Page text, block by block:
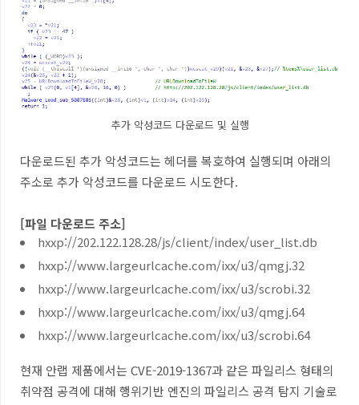
추가 악성코드 다운로드 및 실행
다운로드된 추가 악성코드는 헤더를 복호하여 실행되며 아래의
주소로 추가 악성코드를 다운로드 시도한다.
[파일 다운로드 주소]
hxxp://202.122.128.28/js/client/index/user_list.db
hxxp://www.largeurlcache.com/ixx/u3/qmgj.32
hxxp://www.largeurlcache.com/ixx/u3/scrobi.32
hxxp://www.largeurlcache.com/ixx/u3/qmgj.64
hxxp://www.largeurlcache.com/ixx/u3/scrobi.64
현재 안랩 제품에서는 CVE-2019-1367과 같은 파일리스 형태의
취약점 공격에 대해 행위기반 엔진의 파일리스 공격 탐지 기술로